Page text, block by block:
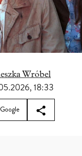
Wróbel
18:33